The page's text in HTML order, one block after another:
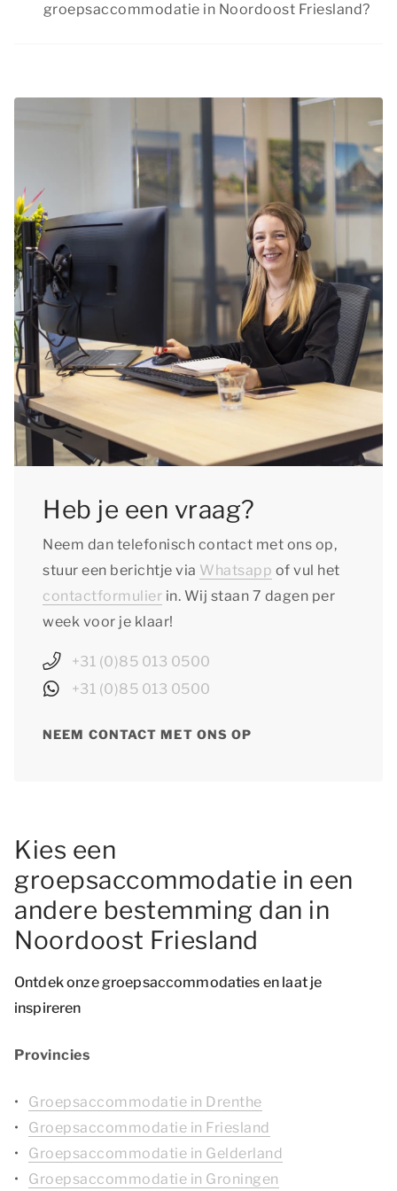
groepsaccommodatie in Noordoost Friesland?
Heb je een vraag?
Neem dan telefonisch contact met ons op,
stuur een berichtje via Whatsapp of vul het
contactformulier in. Wij staan 7 dagen per
week voor je klaar!
+31 (0)85 013 0500
+31 (0)85 013 0500
NEEM CONTACT MET ONS OP
Kies een
groepsaccommodatie in een
andere bestemming dan in
Noordoost Friesland
Ontdek onze groepsaccommodaties en laat je
inspireren
Provincies
Groepsaccommodatie in Drenthe
Groepsaccommodatie in Friesland
Groepsaccommodatie in Gelderland
Groepsaccommodatie in Groningen